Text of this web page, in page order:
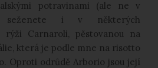
potravinami (ale ne v
seženete i v některých
rýži Carnaroli, pěstovanou na
která je podle mne na risotto
Oproti odrůdě Arborio jsou její